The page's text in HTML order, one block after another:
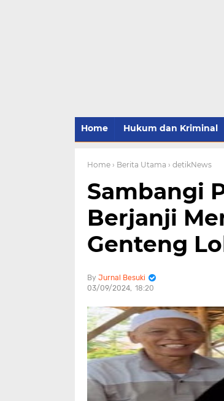
Home Hukum dan Kriminal
Home › Berita Utama › detikNews
Sambangi
Berjanji
Genteng
Jurnal Besuki
03/09/2024 18:20